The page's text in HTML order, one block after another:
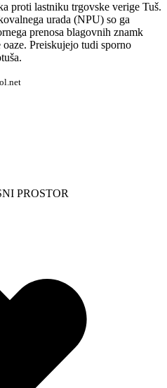
proti lastniku trgovske verige Tuš.
urada (NPU) so ga
prenosa blagovnih znamk
Preiskujejo tudi sporno